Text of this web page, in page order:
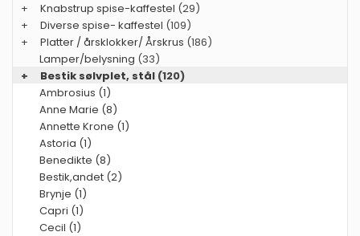
+
Knabstrup spise-kaffestel (29)
+
Diverse spise- kaffestel (109)
+
Platter / årsklokker/ Årskrus (186)
Lamper/belysning (33)
+
Bestik sølvplet, stål (120)
Ambrosius (1)
Anne Marie (8)
Annette Krone (1)
Astoria (1)
Benedikte (8)
Bestik,andet (2)
Brynje (1)
Capri (1)
Cecil (1)